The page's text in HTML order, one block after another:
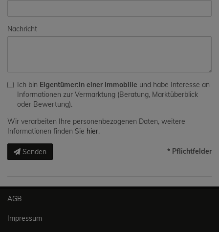
Nachricht
Ich bin Eigentümer:in einer Immobilie und habe Interesse an
Informationen zur Vermarktung (Beratung, Marktüberblick
oder Bewertung).
Wir verarbeiten Ihre personenbezogenen Daten, weitere
Informationen finden Sie hier.
Senden * Pflichtfelder
AGB
Impressum